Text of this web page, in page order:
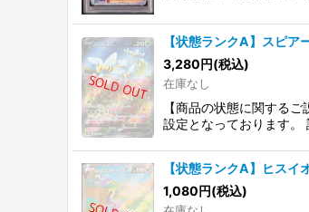
【状態ランクA】スピ
3,280円(税込)
在庫なし
【商品の状態に関する
設定となっております
【状態ランクA】ヒス
1,080円(税込)